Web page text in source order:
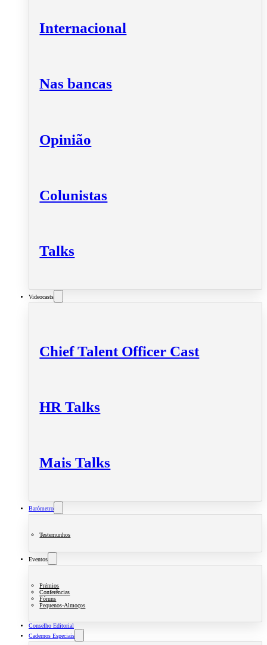
Internacional
Nas bancas
Opinião
Colunistas
Talks
Videocasts
Chief Talent Officer Cast
HR Talks
Mais Talks
Barómetro
Testemunhos
Eventos
Prémios
Conferências
Fóruns
Pequenos-Almoços
Conselho Editorial
Cadernos Especiais